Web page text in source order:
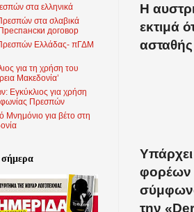
Η
εκτιμά
ασταθής
φορέων
την «Der
στα ελληνικά
στα σλαβικά
договор
Ελλάδας- πΓΔΜ
για τη χρήση του
Μακεδονία’
Εγκύκλιος για χρήση
Πρεσπών
Μνημόνιο για βέτο στη
σήμερα